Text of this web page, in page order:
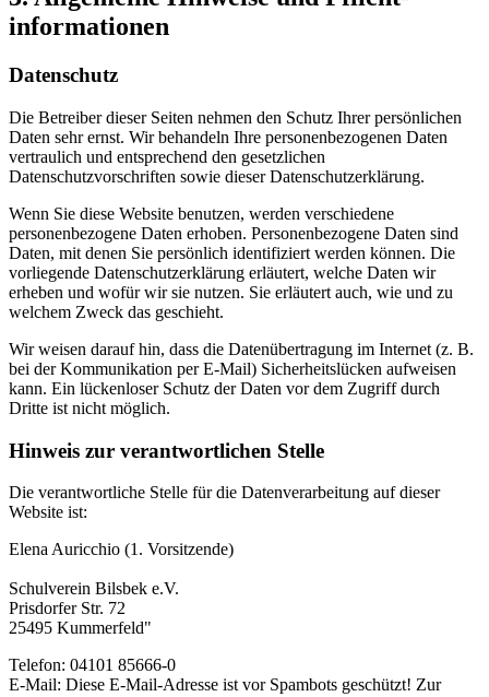
informationen
Datenschutz
Die Betreiber dieser Seiten nehmen den Schutz Ihrer persönlichen
Daten sehr ernst. Wir behandeln Ihre personenbezogenen Daten
vertraulich und entsprechend den gesetzlichen
Datenschutzvorschriften sowie dieser Datenschutzerklärung.
Wenn Sie diese Website benutzen, werden verschiedene
personenbezogene Daten erhoben. Personenbezogene Daten sind
Daten, mit denen Sie persönlich identifiziert werden können. Die
vorliegende Datenschutzerklärung erläutert, welche Daten wir
erheben und wofür wir sie nutzen. Sie erläutert auch, wie und zu
welchem Zweck das geschieht.
Wir weisen darauf hin, dass die Datenübertragung im Internet (z. B.
bei der Kommunikation per E-Mail) Sicherheitslücken aufweisen
kann. Ein lückenloser Schutz der Daten vor dem Zugriff durch
Dritte ist nicht möglich.
Hinweis zur verantwortlichen Stelle
Die verantwortliche Stelle für die Datenverarbeitung auf dieser
Website ist:
Elena Auricchio (1. Vorsitzende)
Schulverein Bilsbek e.V.
Prisdorfer Str. 72
25495 Kummerfeld"
Telefon: 04101 85666-0
E-Mail: Diese E-Mail-Adresse ist vor Spambots geschützt! Zur